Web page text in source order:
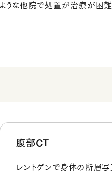
うな他院で処置が治療が困
腹部CT
レントゲンで身体の断層写